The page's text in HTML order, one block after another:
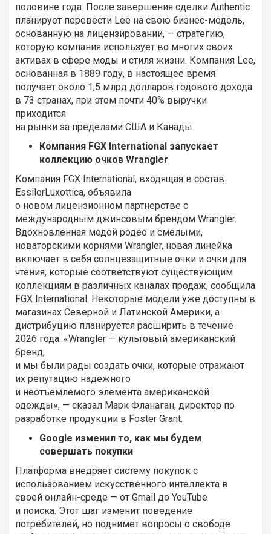
половине года. После завершения сделки Authentic
планирует перевести Lee на свою бизнес-модель,
основанную на лицензировании, — стратегию,
которую компания использует во многих своих
активах в сфере моды и стиля жизни. Компания Lee,
основанная в 1889 году, в настоящее время
получает около 1,5 млрд долларов годового дохода
в 73 странах, при этом почти 40% выручки
приходится
на рынки за пределами США и Канады.
Компания FGX International запускает
коллекцию очков Wrangler
Компания FGX International, входящая в состав
EssilorLuxottica, объявила
о новом лицензионном партнерстве с
международным джинсовым брендом Wrangler.
Вдохновленная модой родео и смелыми,
новаторскими корнями Wrangler, новая линейка
включает в себя солнцезащитные очки и очки для
чтения, которые соответствуют существующим
коллекциям в различных каналах продаж, сообщила
FGX International. Некоторые модели уже доступны в
магазинах Северной и Латинской Америки, а
дистрибуцию планируется расширить в течение
2026 года. «Wrangler — культовый американский
бренд,
и мы были рады создать очки, которые отражают
их репутацию надежного
и неотъемлемого элемента американской
одежды», — сказал Марк Фланаган, директор по
разработке продукции в Foster Grant.
Google изменил то, как мы будем
совершать покупки
Платформа внедряет систему покупок с
использованием искусственного интеллекта в
своей онлайн-среде — от Gmail до YouTube
и поиска. Этот шаг изменит поведение
потребителей, но поднимет вопросы о свободе